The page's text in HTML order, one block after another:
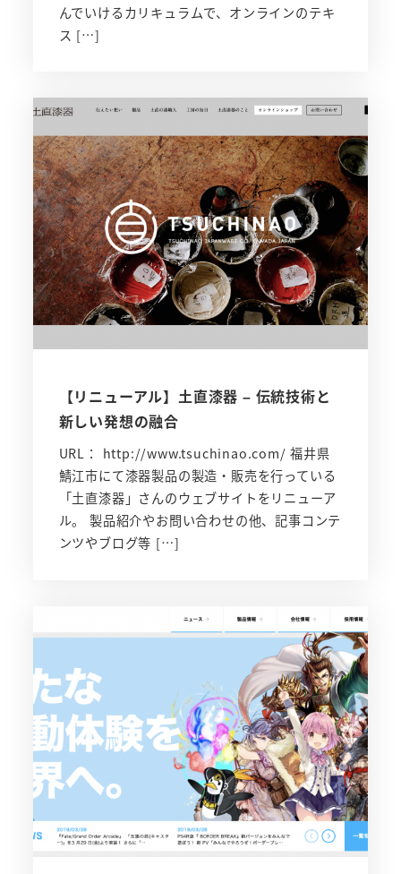
んでいけるカリキュラムで、オンラインのテキ
ス […]
【リニューアル】土直漆器 – 伝統技術と
新しい発想の融合
URL： http://www.tsuchinao.com/ 福井県
鯖江市にて漆器製品の製造・販売を行っている
「土直漆器」さんのウェブサイトをリニューア
ル。 製品紹介やお問い合わせの他、記事コンテ
ンツやブログ等 […]